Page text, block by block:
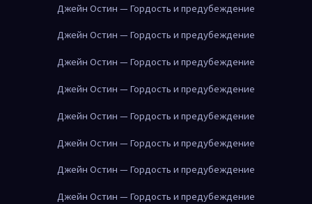
Джейн Остин — Гордость и предубеждение
Джейн Остин — Гордость и предубеждение
Джейн Остин — Гордость и предубеждение
Джейн Остин — Гордость и предубеждение
Джейн Остин — Гордость и предубеждение
Джейн Остин — Гордость и предубеждение
Джейн Остин — Гордость и предубеждение
Джейн Остин — Гордость и предубеждение